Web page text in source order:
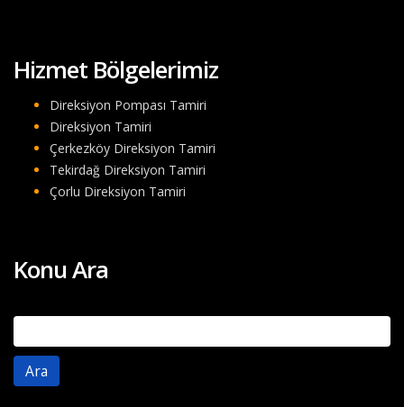
Hizmet Bölgelerimiz
Direksiyon Pompası Tamiri
Direksiyon Tamiri
Çerkezköy Direksiyon Tamiri
Tekirdağ Direksiyon Tamiri
Çorlu Direksiyon Tamiri
Konu Ara
Arama: